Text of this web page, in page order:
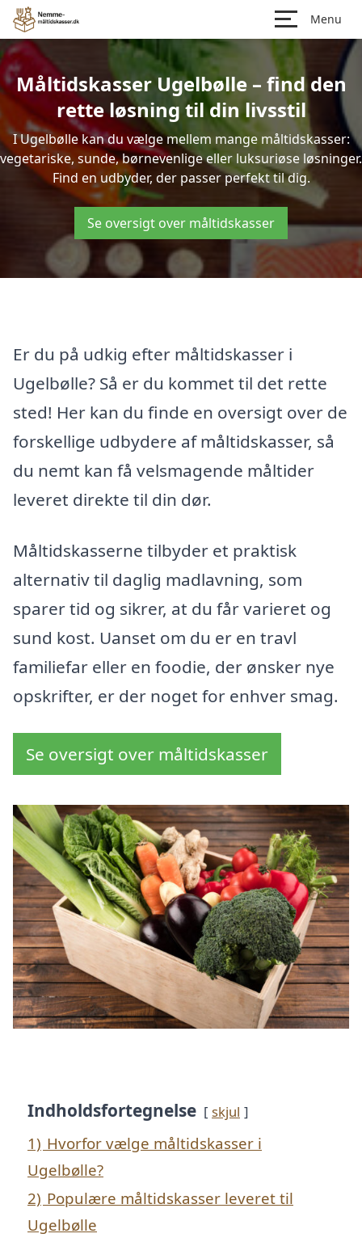
Menu
Måltidskasser Ugelbølle – find den
rette løsning til din livsstil
I Ugelbølle kan du vælge mellem mange måltidskasser:
vegetariske, sunde, børnevenlige eller luksuriøse løsninger.
Find en udbyder, der passer perfekt til dig.
Se oversigt over måltidskasser
Er du på udkig efter måltidskasser i
Ugelbølle? Så er du kommet til det rette
sted! Her kan du finde en oversigt over de
forskellige udbydere af måltidskasser, så
du nemt kan få velsmagende måltider
leveret direkte til din dør.
Måltidskasserne tilbyder et praktisk
alternativ til daglig madlavning, som
sparer tid og sikrer, at du får varieret og
sund kost. Uanset om du er en travl
familiefar eller en foodie, der ønsker nye
opskrifter, er der noget for enhver smag.
Se oversigt over måltidskasser
Indholdsfortegnelse skjul
1) Hvorfor vælge måltidskasser i
Ugelbølle?
2) Populære måltidskasser leveret til
Ugelbølle